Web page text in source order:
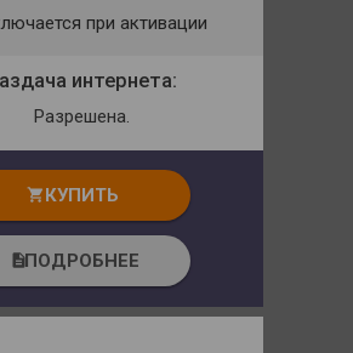
при активации
интернета:
Разрешена.
shopping_cart КУПИТЬ
descriptionПОДРОБНЕЕ